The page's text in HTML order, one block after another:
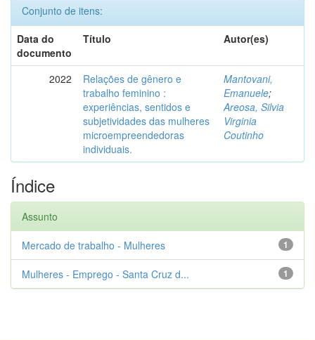
Conjunto de itens:
Data do
documento
Título Autor(es)
2022
Relações de gênero e
trabalho feminino :
experiências, sentidos e
subjetividades das mulheres
microempreendedoras
individuais.
Mantovani,
Emanuele;
Areosa, Silvia
Virginia
Coutinho
Índice
Assunto
1
Mercado de trabalho - Mulheres
1
Mulheres - Emprego - Santa Cruz d...